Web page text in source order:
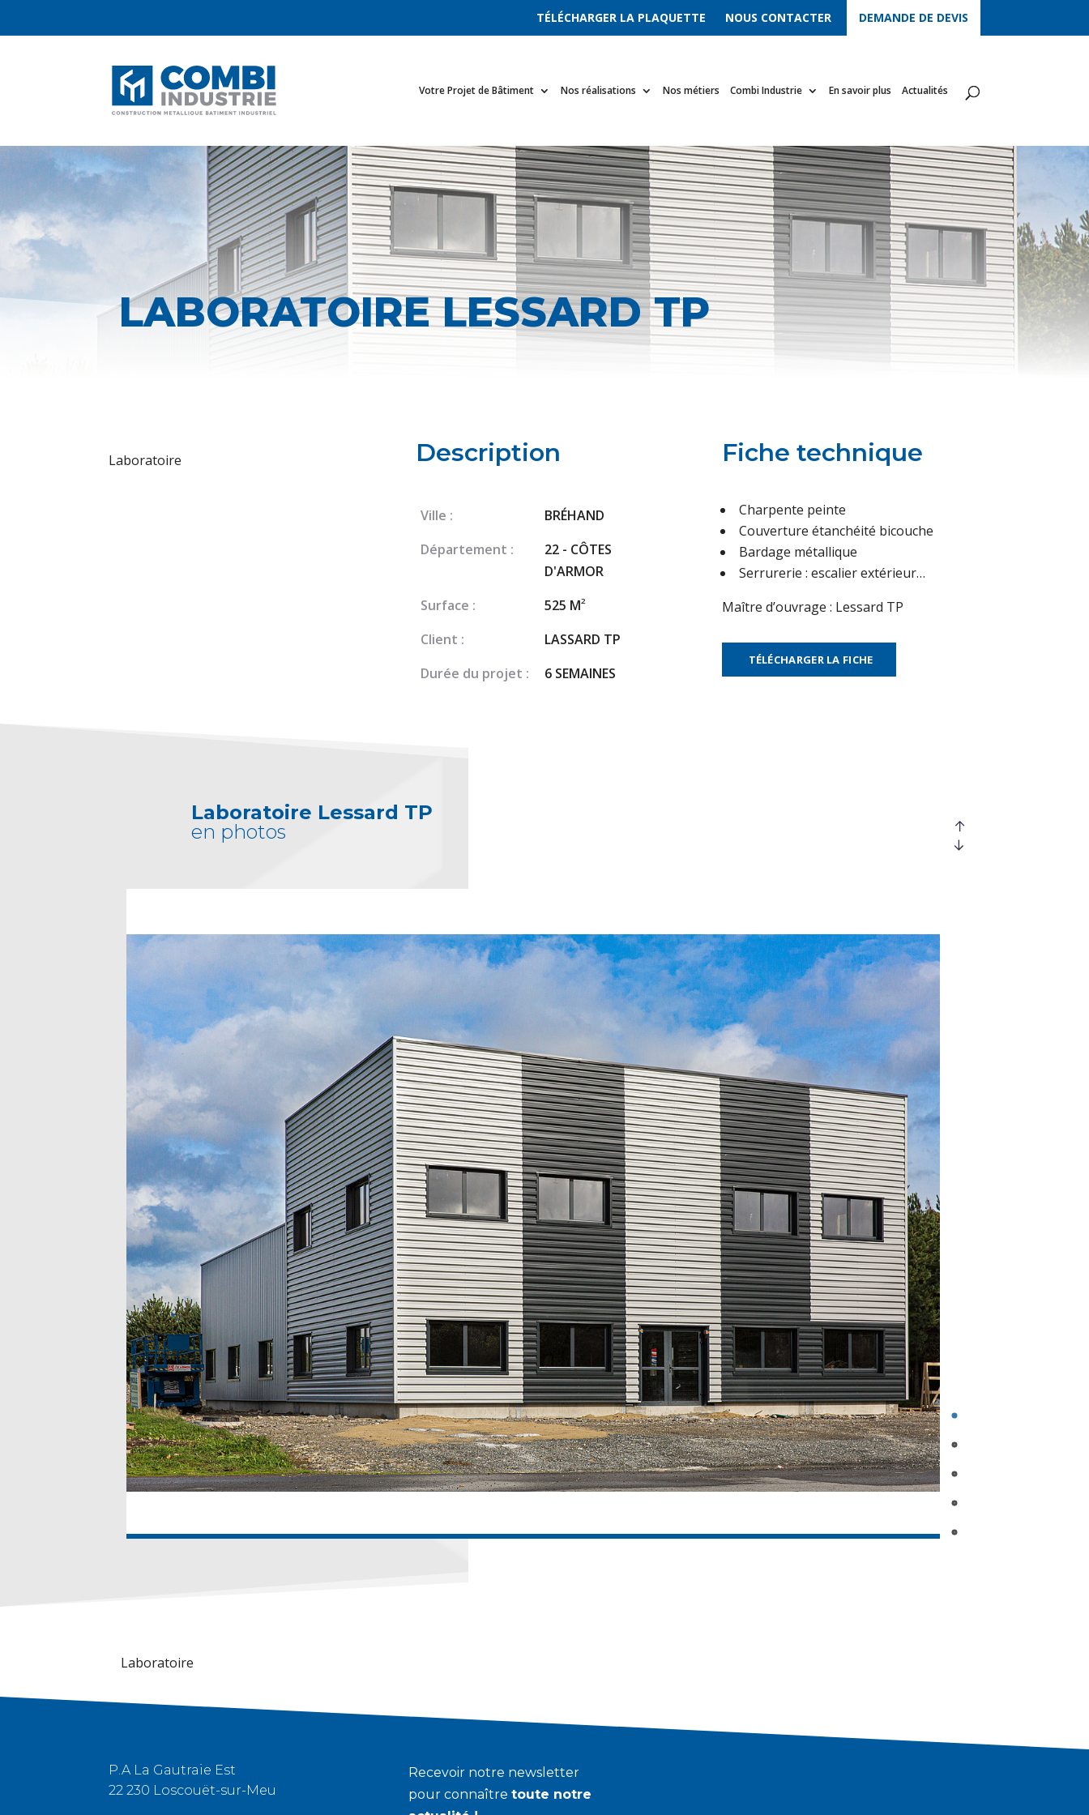
TÉLÉCHARGER LA PLAQUETTE NOUS CONTACTER DEMANDE DE DEVIS
Votre Projet de Bâtiment Nos réalisations Nos métiers Combi Industrie En savoir plus Actualités
LABORATOIRE LESSARD TP
Laboratoire Description
Ville :
BRÉHAND
Département :
22 - CÔTES
D'ARMOR
Surface :
525 M2
Client :
LASSARD TP
Durée du projet :
6 SEMAINES
Fiche technique
Charpente peinte
Couverture étanchéité bicouche
Bardage métallique
Serrurerie : escalier extérieur…
Maître d’ouvrage : Lessard TP
TÉLÉCHARGER LA FICHE
Laboratoire Lessard TP
en photos
Laboratoire
P.A La Gautraie Est
22 230 Loscouët-sur-Meu
Recevoir notre newsletter
pour connaître toute notre